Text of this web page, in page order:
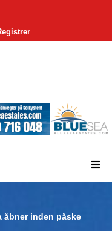
åbner inden påske